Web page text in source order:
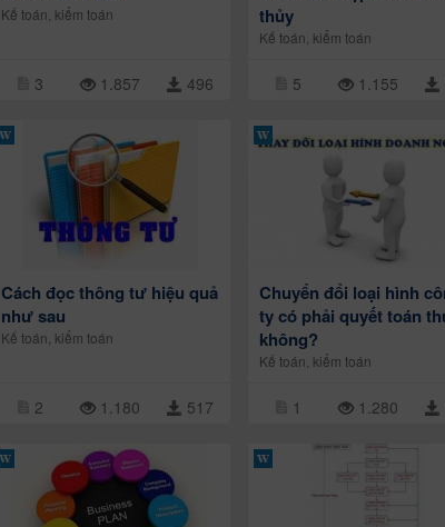
Kế toán, kiểm toán
3 1.857 496
thủy
Kế toán, kiểm toán
5 1.155
Cách đọc thông tư hiệu quả
như sau
Kế toán, kiểm toán
2 1.180 517
Chuyển đổi loại hình
ty có phải quyết toán
không?
Kế toán, kiểm toán
1 1.280